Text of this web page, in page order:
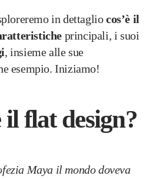
in dettagliocos’è il
principali, i suoi
, insieme alle sue
esempio. Iniziamo!
il flat design?
Maya il mondo doveva